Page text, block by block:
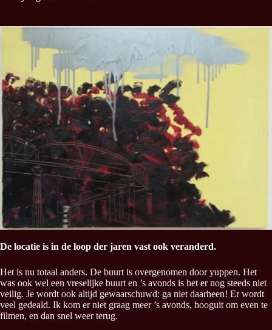
De locatie is in de loop der jaren vast ook veranderd.
Het is nu totaal anders. De buurt is overgenomen door yuppen. Het
was ook wel een vreselijke buurt en ’s avonds is het er nog steeds niet
veilig. Je wordt ook altijd gewaarschuwd: ga niet daarheen! Er wordt
veel gedeald. Ik kom er niet graag meer ’s avonds, hooguit om even te
filmen, en dan snel weer terug.